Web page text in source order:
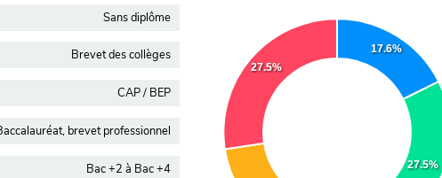
Sans diplôme
Brevet des collèges
CAP / BEP
brevet professionnel
Bac +2 à Bac +4
17.6%
27.5%
27.5%